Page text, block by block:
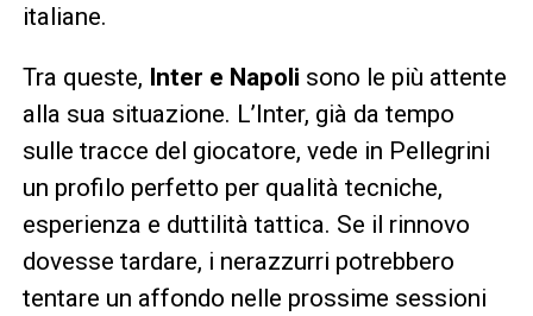
italiane.
Tra queste, Inter e Napoli sono le più attente
alla sua situazione. L’Inter, già da tempo
sulle tracce del giocatore, vede in Pellegrini
un profilo perfetto per qualità tecniche,
esperienza e duttilità tattica. Se il rinnovo
dovesse tardare, i nerazzurri potrebbero
tentare un affondo nelle prossime sessioni